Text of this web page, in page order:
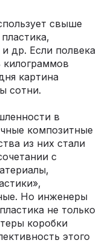
свыше
др. Если полвека
килограммов
картина
сотни.
в
композитные
из них стали
с
Но инженеры
не только
коробки
этого